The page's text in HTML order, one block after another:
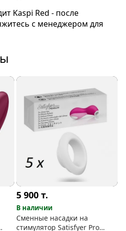
Kaspi Red - после
с менеджером для
5 900т.
В наличии
Сменные насадки на
стимулятор Satisfyer Pro